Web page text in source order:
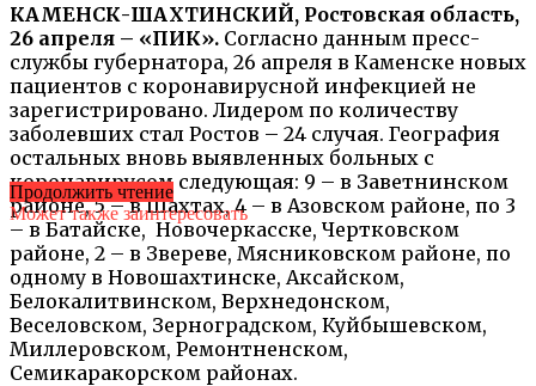
КАМЕНСК-ШАХТИНСКИЙ, Ростовская область,
26 апреля – «ПИК». Согласно данным пресс-
службы губернатора, 26 апреля в Каменске новых
пациентов с коронавирусной инфекцией не
зарегистрировано. Лидером по количеству
заболевших стал Ростов – 24 случая. География
остальных вновь выявленных больных с
коронавирусом следующая: 9 – в Заветнинском
районе, 5 – в Шахтах, 4 – в Азовском районе, по 3
– в Батайске, Новочеркасске, Чертковском
районе, 2 – в Звереве, Мясниковском районе, по
одному в Новошахтинске, Аксайском,
Белокалитвинском, Верхнедонском,
Веселовском, Зерноградском, Куйбышевском,
Миллеровском, Ремонтненском,
Семикаракорском районах.
Продолжить чтение
Может также заинтересовать